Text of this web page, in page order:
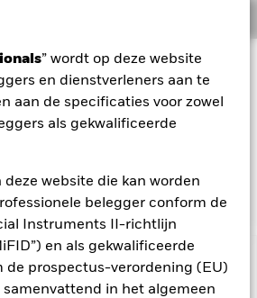
” wordt op deze website
en dienstverleners aan te
aan de specificaties voor zowel
als gekwalificeerde
deze website die kan worden
belegger conform de
Instruments II-richtlijn
en als gekwalificeerde
de prospectus-verordening (EU)
in het algemeen
van kapitaalgroei en
van het Fonds. Het Fonds belegt
totale activa in aandelen van
productie en distributie van energie.
Kapitaalrisico.De waarde en
kunnen dalen en stijgen, en